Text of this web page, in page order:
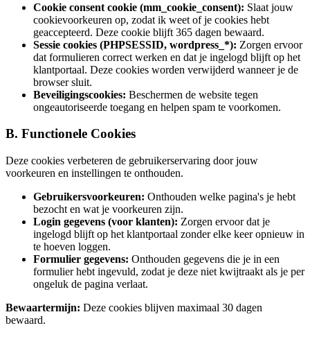
Cookie consent cookie (mm_cookie_consent): Slaat jouw
cookievoorkeuren op, zodat ik weet of je cookies hebt
geaccepteerd. Deze cookie blijft 365 dagen bewaard.
Sessie cookies (PHPSESSID, wordpress_*): Zorgen ervoor
dat formulieren correct werken en dat je ingelogd blijft op het
klantportaal. Deze cookies worden verwijderd wanneer je de
browser sluit.
Beveiligingscookies: Beschermen de website tegen
ongeautoriseerde toegang en helpen spam te voorkomen.
B. Functionele Cookies
Deze cookies verbeteren de gebruikerservaring door jouw
voorkeuren en instellingen te onthouden.
Gebruikersvoorkeuren: Onthouden welke pagina's je hebt
bezocht en wat je voorkeuren zijn.
Login gegevens (voor klanten): Zorgen ervoor dat je
ingelogd blijft op het klantportaal zonder elke keer opnieuw in
te hoeven loggen.
Formulier gegevens: Onthouden gegevens die je in een
formulier hebt ingevuld, zodat je deze niet kwijtraakt als je per
ongeluk de pagina verlaat.
Bewaartermijn: Deze cookies blijven maximaal 30 dagen
bewaard.